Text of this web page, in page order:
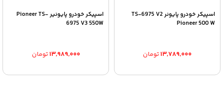
اسپیکر خودرو پایونر TS-6975 V2
Pioneer 500 W
۱۳,۷۸۹,۰۰۰تومان
اسپیکر خودرو پایونیر Pioneer TS-
6975 V3 550W
۱۳,۹۸۹,۰۰۰تومان